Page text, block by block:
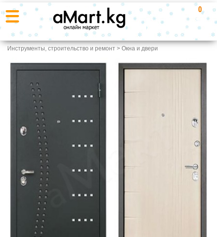
0
Инструменты, строительство и ремонт > Окна и двери